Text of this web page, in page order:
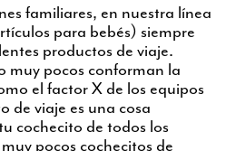
familiares, en nuestra línea
para bebés) siempre
productos de viaje.
muy pocos conforman la
el factor X de los equipos
de viaje es una cosa
cochecito de todos los
pocos cochecitos de